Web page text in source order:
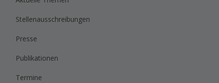
Stellenausschreibungen
Presse
Publikationen
Termine